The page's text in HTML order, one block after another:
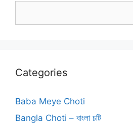
Categories
Baba Meye Choti
Bangla Choti – বাংলা চটি